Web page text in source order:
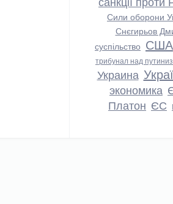
Сили оборони
Снєгирьов
суспільство США
трибунал над
Украина
экономика
Платон ЄС